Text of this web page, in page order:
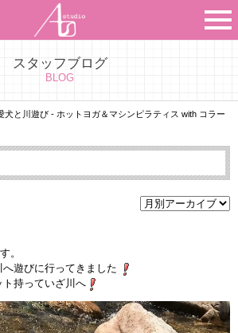
スタッフブログ
BLOG
犬と川遊び - ホットヨガ＆マシンピラティス with コラー
。
遊びに行ってきました
持っていざ川へ
Asのコンセプト
Asのナビゲーションシステム
施設紹介
よくあるご質問
エビデンス